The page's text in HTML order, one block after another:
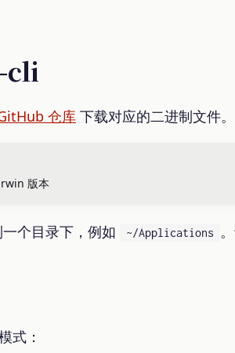
cli
仓库 下载对应的二进制文件。
版本
个目录下，例如 ~/Applications
式：